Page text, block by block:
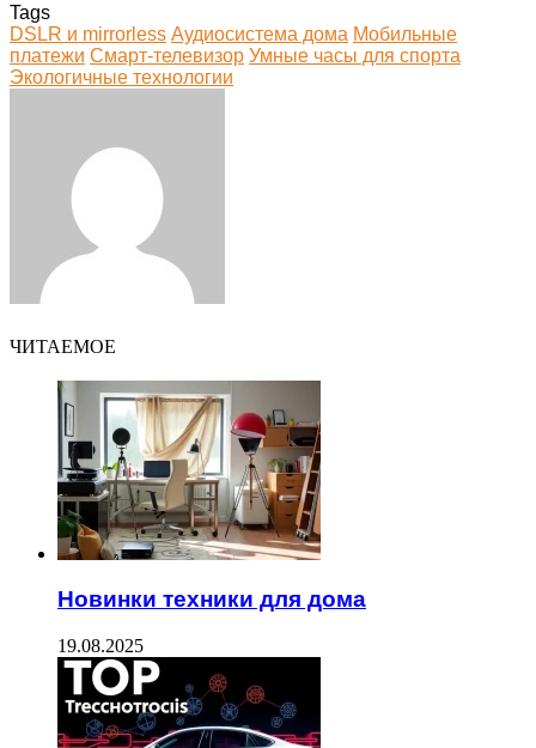
Tags
DSLR и mirrorless Аудиосистема дома Мобильные
платежи Смарт-телевизор Умные часы для спорта
Экологичные технологии
ЧИТАЕМОЕ
Новинки техники для дома
19.08.2025